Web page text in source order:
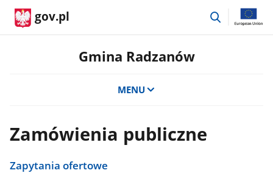
gov.pl
przejdź
Gmina Radzanów
MENU
Zamówienia publiczne
Zapytania ofertowe